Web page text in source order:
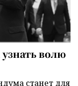
волю
станет для